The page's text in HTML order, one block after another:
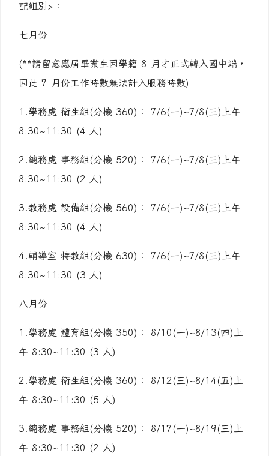
配組別>：
七月份
(**請留意應屆畢業生因學籍 8 月才正式轉入國中端，
因此 7 月份工作時數無法計入服務時數)
1.學務處 衛生組(分機 360)： 7/6(一)~7/8(三)上午
8:30~11:30 (4 人)
2.總務處 事務組(分機 520)： 7/6(一)~7/8(三)上午
8:30~11:30 (2 人)
3.教務處 設備組(分機 560)： 7/6(一)~7/8(三)上午
8:30~11:30 (4 人)
4.輔導室 特教組(分機 630)： 7/6(一)~7/8(三)上午
8:30~11:30 (3 人)
八月份
1.學務處 體育組(分機 350)： 8/10(一)~8/13(四)上
午 8:30~11:30 (3 人)
2.學務處 衛生組(分機 360)： 8/12(三)~8/14(五)上
午 8:30~11:30 (5 人)
3.總務處 事務組(分機 520)： 8/17(一)~8/19(三)上
午 8:30~11:30 (2 人)